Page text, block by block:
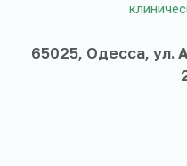
65025, Одесса, ул.